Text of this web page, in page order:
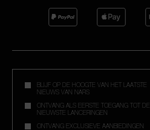
BLIJF OP DE HOOGTE VAN HET LAATSTE
NIEUWS VAN NARS
ONTVANG ALS EERSTE TOEGANG TOT DE
NIEUWSTE LANCERINGEN
ONTVANG EXCLUSIEVE AANBIEDINGEN